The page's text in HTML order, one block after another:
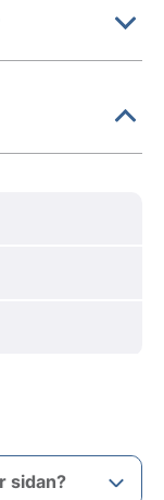
sidan?